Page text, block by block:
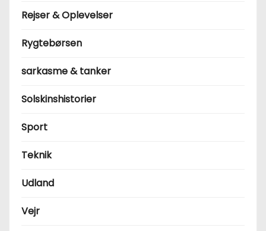
Rejser & Oplevelser
Rygtebørsen
sarkasme & tanker
Solskinshistorier
Sport
Teknik
Udland
Vejr